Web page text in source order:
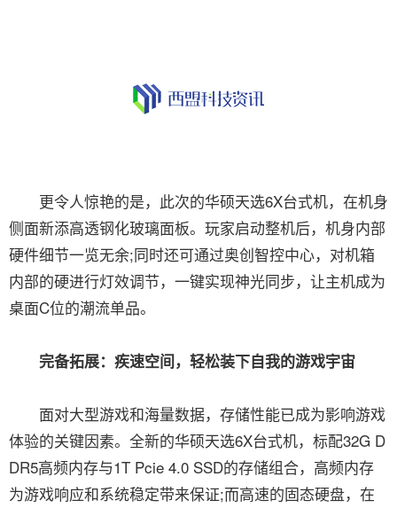
更令人惊艳的是，此次的华硕天选6X台式机，在机身
侧面新添高透钢化玻璃面板。玩家启动整机后，机身内部
硬件细节一览无余;同时还可通过奥创智控中心，对机箱
内部的硬进行灯效调节，一键实现神光同步，让主机成为
桌面C位的潮流单品。
完备拓展：疾速空间，轻松装下自我的游戏宇宙
面对大型游戏和海量数据，存储性能已成为影响游戏
体验的关键因素。全新的华硕天选6X台式机，标配32G D
DR5高频内存与1T Pcie 4.0 SSD的存储组合，高频内存
为游戏响应和系统稳定带来保证;而高速的固态硬盘，在